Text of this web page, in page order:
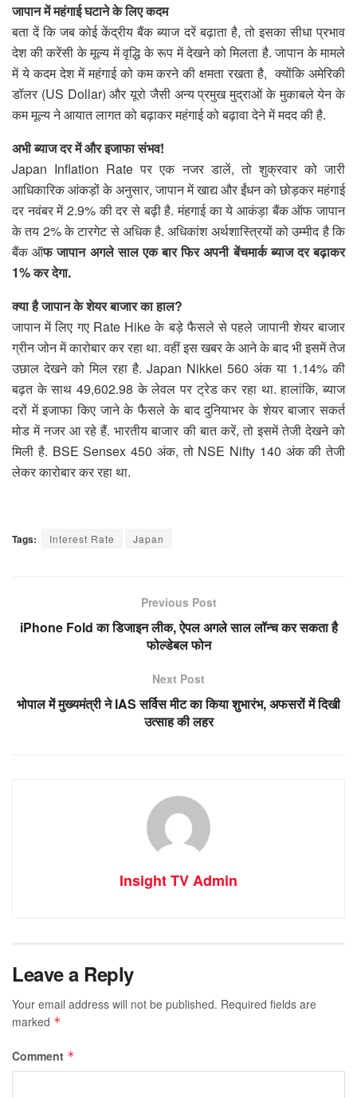
जापान में महंगाई घटाने के लिए कदम
बता दें कि जब कोई केंद्रीय बैंक ब्याज दरें बढ़ाता है, तो इसका सीधा प्रभाव
देश की करेंसी के मूल्य में वृद्धि के रूप में देखने को मिलता है. जापान के मामले
में ये कदम देश में महंगाई को कम करने की क्षमता रखता है, क्योंकि अमेरिकी
डॉलर (US Dollar) और यूरो जैसी अन्य प्रमुख मुद्राओं के मुकाबले येन के
कम मूल्य ने आयात लागत को बढ़ाकर महंगाई को बढ़ावा देने में मदद की है.
अभी ब्याज दर में और इजाफा संभव!
Japan Inflation Rate पर एक नजर डालें, तो शुक्रवार को जारी
आधिकारिक आंकड़ों के अनुसार, जापान में खाद्य और ईंधन को छोड़कर महंगाई
दर नवंबर में 2.9% की दर से बढ़ी है. मंहगाई का ये आकंड़ा बैंक ऑफ जापान
के तय 2% के टारगेट से अधिक है. अधिकांश अर्थशास्त्रियों को उम्मीद है कि
बैंक ऑफ जापान अगले साल एक बार फिर अपनी बेंचमार्क ब्याज दर बढ़ाकर
1% कर देगा.
क्या है जापान के शेयर बाजार का हाल?
जापान में लिए गए Rate Hike के बड़े फैसले से पहले जापानी शेयर बाजार
ग्रीन जोन में कारोबार कर रहा था. वहीं इस खबर के आने के बाद भी इसमें तेज
उछाल देखने को मिल रहा है. Japan Nikkei 560 अंक या 1.14% की
बढ़त के साथ 49,602.98 के लेवल पर ट्रेड कर रहा था. हालांकि, ब्याज
दरों में इजाफा किए जाने के फैसले के बाद दुनियाभर के शेयर बाजार सकर्त
मोड में नजर आ रहे हैं. भारतीय बाजार की बात करें, तो इसमें तेजी देखने को
मिली है. BSE Sensex 450 अंक, तो NSE Nifty 140 अंक की तेजी
लेकर कारोबार कर रहा था.
Tags: Interest Rate Japan
Previous Post
iPhone Fold का डिजाइन लीक, ऐपल अगले साल लॉन्च कर सकता है
फोल्डेबल फोन
Next Post
भोपाल में मुख्यमंत्री ने IAS सर्विस मीट का किया शुभारंभ, अफसरों में दिखी
उत्साह की लहर
Insight TV Admin
Leave a Reply
Your email address will not be published. Required fields are
marked *
Comment *